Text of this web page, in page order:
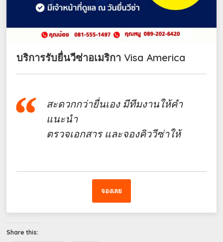
บริการรับยื่นวีซ่าอเมริกา Visa America
สะดวกกว่ายื่นเอง มีทีมงานให้คำ
แนะนำ
ตรวจเอกสาร และจองคิววีซ่าให้
จองเลย
Share this: